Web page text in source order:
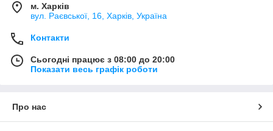
м. Харків
вул. Раєвської, 16, Харків, Україна
Контакти
Сьогодні працює з 08:00 до 20:00
Показати весь графік роботи
Про нас